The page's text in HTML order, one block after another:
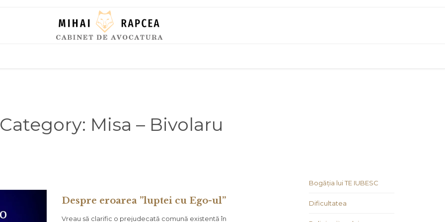
Misa – Bivolaru
Despre eroarea ”luptei cu Ego-ul”
Vreau să clarific o prejudecată comună existentă în
Bogăția lui TE IUBESC
Dificultatea